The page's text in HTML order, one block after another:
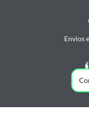
Envios